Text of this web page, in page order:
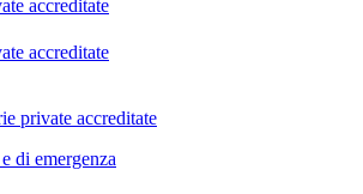
accreditate
accreditate
private accreditate
di emergenza